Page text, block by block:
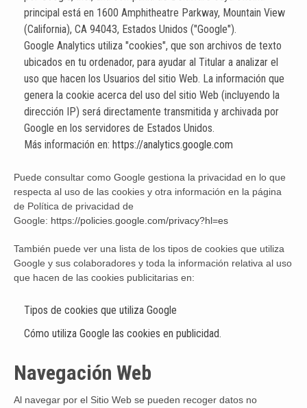
principal está en 1600 Amphitheatre Parkway, Mountain View
(California), CA 94043, Estados Unidos ("Google").
Google Analytics utiliza "cookies", que son archivos de texto
ubicados en tu ordenador, para ayudar al Titular a analizar el
uso que hacen los Usuarios del sitio Web. La información que
genera la cookie acerca del uso del sitio Web (incluyendo la
dirección IP) será directamente transmitida y archivada por
Google en los servidores de Estados Unidos.
Más información en: https://analytics.google.com
Puede consultar como Google gestiona la privacidad en lo que
respecta al uso de las cookies y otra información en la página
de Política de privacidad de
Google: https://policies.google.com/privacy?hl=es
También puede ver una lista de los tipos de cookies que utiliza
Google y sus colaboradores y toda la información relativa al uso
que hacen de las cookies publicitarias en:
Tipos de cookies que utiliza Google
Cómo utiliza Google las cookies en publicidad.
Navegación Web
Al navegar por el Sitio Web se pueden recoger datos no